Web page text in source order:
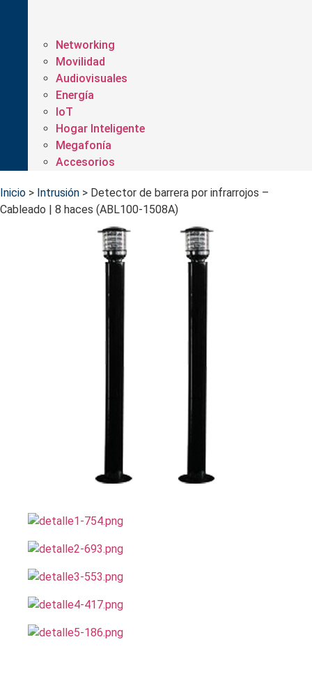
Networking
Movilidad
Audiovisuales
Energía
IoT
Hogar Inteligente
Megafonía
Accesorios
Inicio > Intrusión > Detector de barrera por infrarrojos –
Cableado | 8 haces (ABL100-1508A)